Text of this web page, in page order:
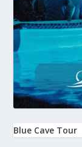
Blue Cave Tour